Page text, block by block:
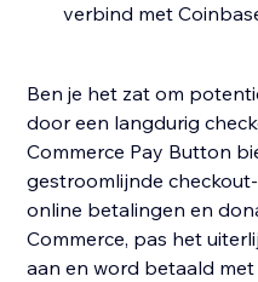
verbind met
Ben je het zat om
door een langdurig
Commerce Pay Button
gestroomlijnde
online betalingen en
Commerce, pas het
aan en word betaald